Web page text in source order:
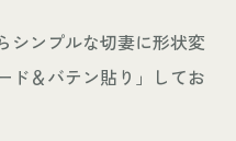
シンプルな切妻に形状変
ド＆バテン貼り」してお